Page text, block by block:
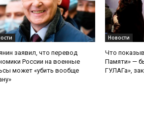
заявил, что перевод
России на военные
может «убить вообще
Новости
Что
Памяти» —
ГУЛАГа»,